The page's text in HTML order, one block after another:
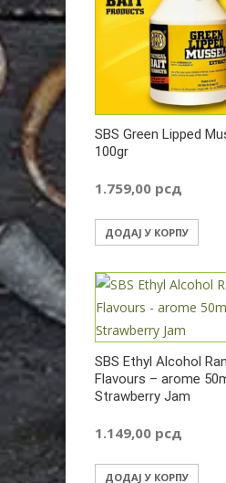
SBS Green Lipped
100gr
1.759,00 рсд
ДОДАЈ У КОРПУ
SBS Ethyl Alcohol
Flavours – arome
Strawberry Jam
1.149,00 рсд
ДОДАЈ У КОРПУ